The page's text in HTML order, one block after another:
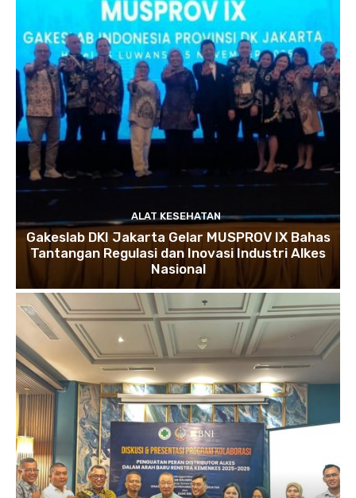
ALAT KESEHATAN
Gakeslab DKI Jakarta Gelar MUSPROV IX Bahas
Tantangan Regulasi dan Inovasi Industri Alkes
Nasional